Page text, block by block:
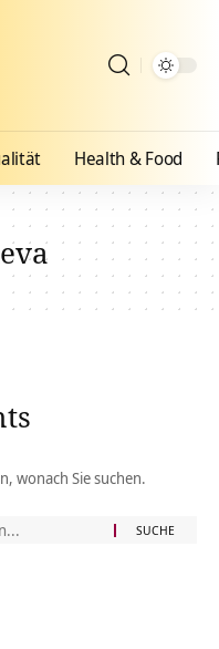
Health & Food
wonach Sie suchen.